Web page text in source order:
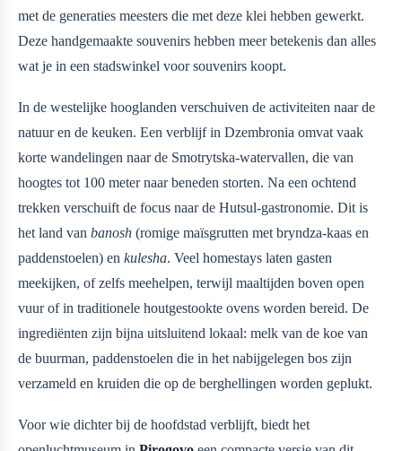
met de generaties meesters die met deze klei hebben gewerkt.
Deze handgemaakte souvenirs hebben meer betekenis dan alles
wat je in een stadswinkel voor souvenirs koopt.
In de westelijke hooglanden verschuiven de activiteiten naar de
natuur en de keuken. Een verblijf in Dzembronia omvat vaak
korte wandelingen naar de Smotrytska-watervallen, die van
hoogtes tot 100 meter naar beneden storten. Na een ochtend
trekken verschuift de focus naar de Hutsul-gastronomie. Dit is
het land van banosh (romige maïsgrutten met bryndza-kaas en
paddenstoelen) en kulesha. Veel homestays laten gasten
meekijken, of zelfs meehelpen, terwijl maaltijden boven open
vuur of in traditionele houtgestookte ovens worden bereid. De
ingrediënten zijn bijna uitsluitend lokaal: melk van de koe van
de buurman, paddenstoelen die in het nabijgelegen bos zijn
verzameld en kruiden die op de berghellingen worden geplukt.
Voor wie dichter bij de hoofdstad verblijft, biedt het